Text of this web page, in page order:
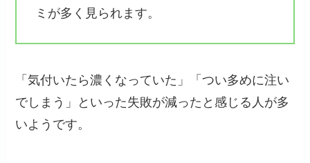
ミが多く見られます。
「気付いたら濃くなっていた」「つい多めに注い
でしまう」といった失敗が減ったと感じる人が多
いようです。